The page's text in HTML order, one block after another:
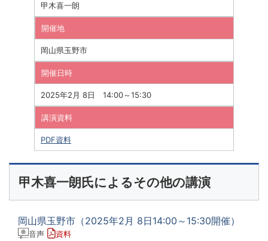
甲木喜一朗
開催地
岡山県玉野市
開催日時
2025年2月 8日 14:00～15:30
講演資料
PDF資料
甲木喜一朗氏によるその他の講演
岡山県玉野市（2025年2月 8日14:00～15:30開催）
音声 資料